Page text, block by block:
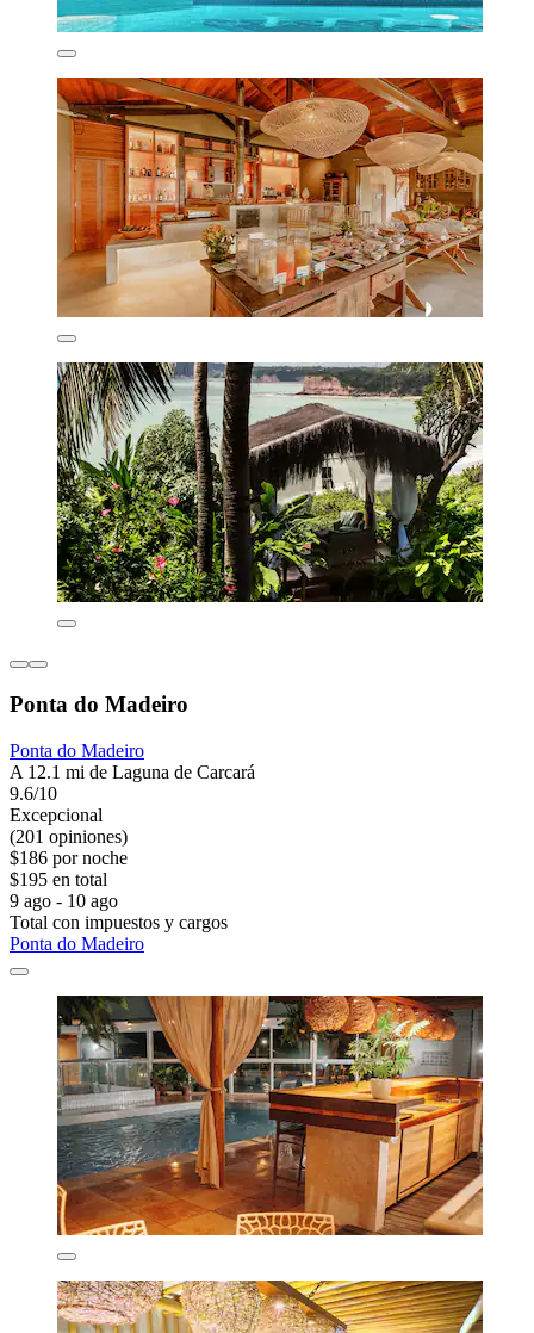
Ponta do Madeiro
Ponta do Madeiro
A 12.1 mi de Laguna de Carcará
9.6/10
Excepcional
(201 opiniones)
$186 por noche
$195 en total
9 ago - 10 ago
Total con impuestos y cargos
Ponta do Madeiro